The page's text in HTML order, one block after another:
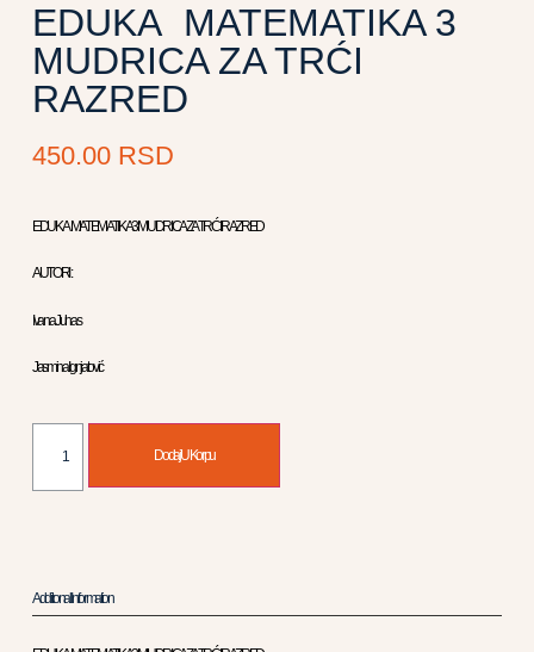
EDUKA MATEMATIKA 3
MUDRICA ZA TRĆI
RAZRED
450.00 RSD
EDUKA MATEMATIKA 3 MUDRICA ZA TRĆI RAZRED
AUTORI :
Ivana Juhas
Jasmina Ignjatović
Dodaj U Korpu
Additional Information